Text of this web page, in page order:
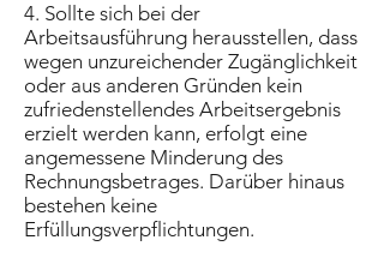
4. Sollte sich bei der
Arbeitsausführung herausstellen, dass
wegen unzureichender Zugänglichkeit
oder aus anderen Gründen kein
zufriedenstellendes Arbeitsergebnis
erzielt werden kann, erfolgt eine
angemessene Minderung des
Rechnungsbetrages. Darüber hinaus
bestehen keine
Erfüllungsverpflichtungen.